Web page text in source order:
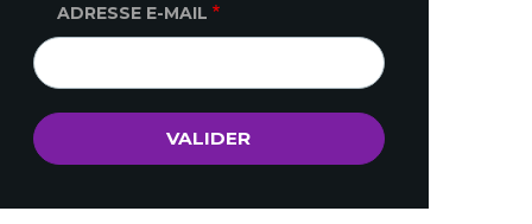
ADRESSE E-MAIL